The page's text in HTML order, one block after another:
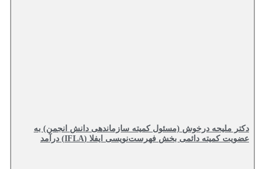
دکتر ملیحه درخوش (مسئول کمیته سازماندهی دانش انجمن) به
عضویت کمیته دائمی بخش فهرست‌نویسی ایفلا (IFLA) درآمد